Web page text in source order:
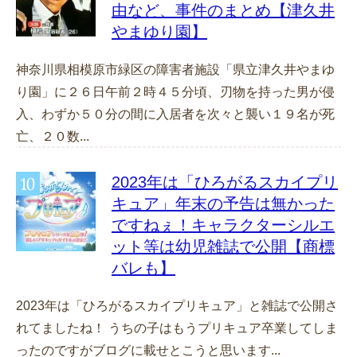
由など、事件のまとめ【津久井
やまゆり園】
神奈川県相模原市緑区の障害者施設「県立津久井やまゆ
り園」に２６日午前２時４５分頃、刃物を持った男が侵
入、わずか５０分の間に入居者を次々と襲い１９名が死
亡、２０数...
2023年は「ひろがるスカイプリ
キュア」年末の予告は無かった
ですねぇ！キャラクターシルエ
ット等は幼児雑誌で公開【商標
バレも】
2023年は「ひろがるスカイプリキュア」と雑誌で公開さ
れてましたね！ うちの子はもうプリキュア卒業してしま
ったのですがブログに載せとこうと思います...